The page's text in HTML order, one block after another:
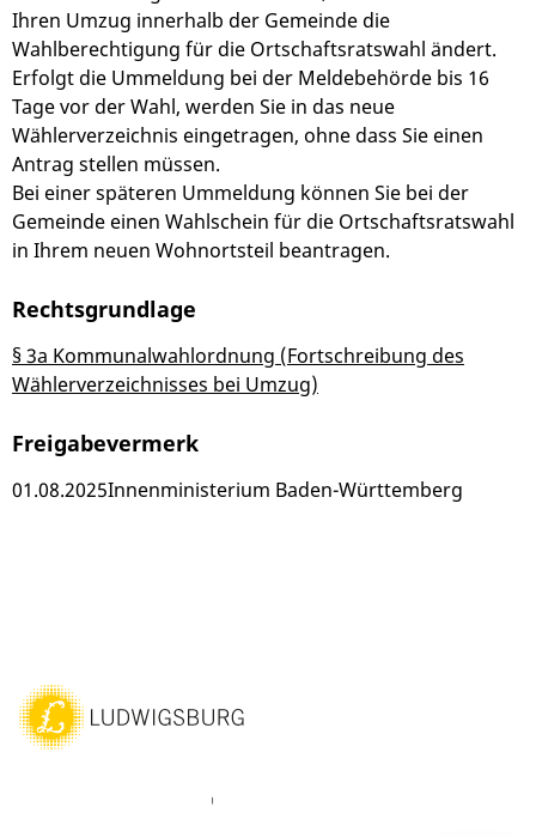
Ihren Umzug innerhalb der Gemeinde die
Wahlberechtigung für die Ortschaftsratswahl ändert.
Erfolgt die Ummeldung bei der Meldebehörde bis 16
Tage vor der Wahl, werden Sie in das neue
Wählerverzeichnis eingetragen, ohne dass Sie einen
Antrag stellen müssen.
Bei einer späteren Ummeldung können Sie bei der
Gemeinde einen Wahlschein für die Ortschaftsratswahl
in Ihrem neuen Wohnortsteil beantragen.
Rechtsgrundlage
§ 3a Kommunalwahlordnung (Fortschreibung des
Wählerverzeichnisses bei Umzug)
Freigabevermerk
01.08.2025Innenministerium Baden-Württemberg
LinkedIn